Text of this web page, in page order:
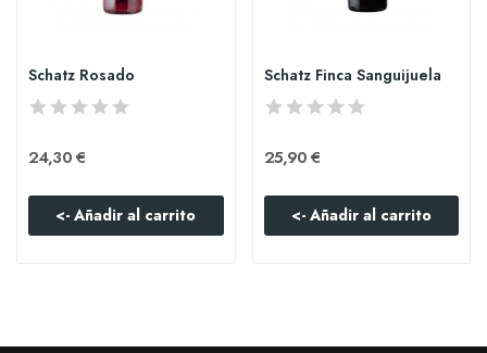
Schatz Rosado
24,30 €
<- Añadir al carrito
Schatz Finca Sanguijuela
25,90 €
<- Añadir al carrito